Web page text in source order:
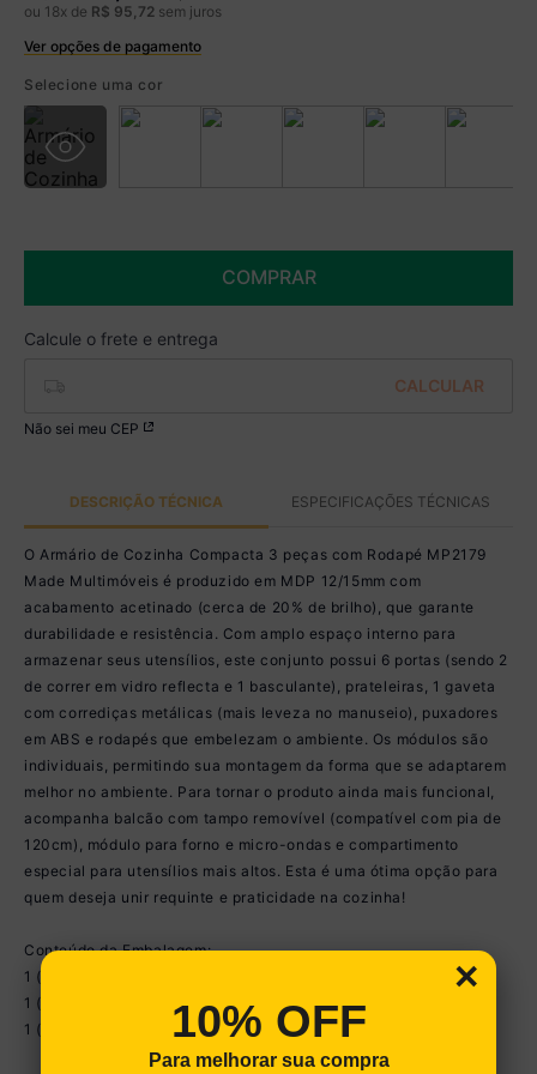
ou 18x de R$ 95 72 sem juros
Ver opções de pagamento
Boleto
R$ 1.424,99 à vista no Boleto
Você economiza
Selecione uma cor
COMPRAR
Não sei meu CEP
DESCRIÇÃO TÉCNICA ESPECIFICAÇÕES TÉCNICAS
O Armário de Cozinha Compacta 3 peças com Rodapé MP2179
Made Multimóveis é produzido em MDP 12/15mm com
acabamento acetinado (cerca de 20% de brilho), que garante
durabilidade e resistência. Com amplo espaço interno para
armazenar seus utensílios, este conjunto possui 6 portas (sendo 2
de correr em vidro reflecta e 1 basculante), prateleiras, 1 gaveta
com corrediças metálicas (mais leveza no manuseio), puxadores
em ABS e rodapés que embelezam o ambiente. Os módulos são
individuais, permitindo sua montagem da forma que se adaptarem
melhor no ambiente. Para tornar o produto ainda mais funcional,
acompanha balcão com tampo removível (compatível com pia de
120cm), módulo para forno e micro-ondas e compartimento
especial para utensílios mais altos. Esta é uma ótima opção para
quem deseja unir requinte e praticidade na cozinha!
Conteúdo da Embalagem:
1 (um) Armário Aéreo com Portas de Vidro 120cm
1 (um) Balcão com Tampo 120cm
1 (um) Paneleiro 62cm
×
10% OFF
Para melhorar sua compra